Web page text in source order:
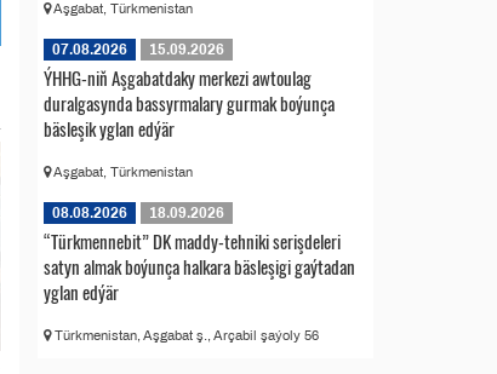
Aşgabat, Türkmenistan
07.08.2026 15.09.2026
ÝHHG-niň Aşgabatdaky merkezi awtoulag
duralgasynda bassyrmalary gurmak boýunça
bäsleşik yglan edýär
Aşgabat, Türkmenistan
08.08.2026 18.09.2026
“Türkmennebit” DK maddy-tehniki serişdeleri
satyn almak boýunça halkara bäsleşigi gaýtadan
yglan edýär
Türkmenistan, Aşgabat ş., Arçabil şaýoly 56